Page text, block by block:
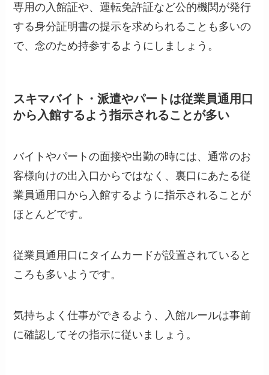
専用の入館証や、運転免許証など公的機関が発行
する身分証明書の提示を求められることも多いの
で、念のため持参するようにしましょう。
スキマバイト・派遣やパートは従業員通用口
から入館するよう指示されることが多い
バイトやパートの面接や出勤の時には、通常のお
客様向けの出入口からではなく、裏口にあたる従
業員通用口から入館するように指示されることが
ほとんどです。
従業員通用口にタイムカードが設置されていると
ころも多いようです。
気持ちよく仕事ができるよう、入館ルールは事前
に確認してその指示に従いましょう。